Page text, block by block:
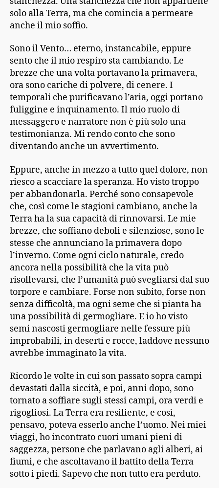
solo alla Terra, ma che comincia a permeare
anche il mio soffio.
Sono il Vento… eterno, instancabile, eppure
sento che il mio respiro sta cambiando. Le
brezze che una volta portavano la primavera,
ora sono cariche di polvere, di cenere. I
temporali che purificavano l’aria, oggi portano
fuliggine e inquinamento. Il mio ruolo di
messaggero e narratore non è più solo una
testimonianza. Mi rendo conto che sono
diventando anche un avvertimento.
Eppure, anche in mezzo a tutto quel dolore, non
riesco a scacciare la speranza. Ho visto troppo
per abbandonarla. Perché sono consapevole
che, così come le stagioni cambiano, anche la
Terra ha la sua capacità di rinnovarsi. Le mie
brezze, che soffiano deboli e silenziose, sono le
stesse che annunciano la primavera dopo
l’inverno. Come ogni ciclo naturale, credo
ancora nella possibilità che la vita può
risollevarsi, che l’umanità può svegliarsi dal suo
torpore e cambiare. Forse non subito, forse non
senza difficoltà, ma ogni seme che si pianta ha
una possibilità di germogliare. E io ho visto
semi nascosti germogliare nelle fessure più
improbabili, in deserti e rocce, laddove nessuno
avrebbe immaginato la vita.
Ricordo le volte in cui son passato sopra campi
devastati dalla siccità, e poi, anni dopo, sono
tornato a soffiare sugli stessi campi, ora verdi e
rigogliosi. La Terra era resiliente, e così,
pensavo, poteva esserlo anche l’uomo. Nei miei
viaggi, ho incontrato cuori umani pieni di
saggezza, persone che parlavano agli alberi, ai
fiumi, e che ascoltavano il battito della Terra
sotto i piedi. Sapevo che non tutto era perduto.